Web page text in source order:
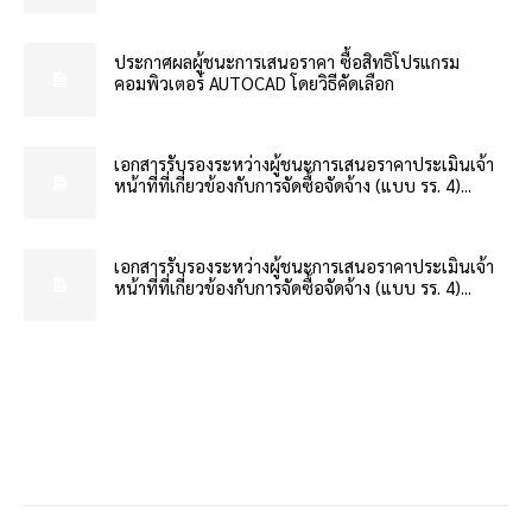
ประกาศผลผู้ชนะการเสนอราคา ซื้อสิทธิโปรแกรม
คอมพิวเตอร์ AUTOCAD โดยวิธีคัดเลือก
เอกสารรับรองระหว่างผู้ชนะการเสนอราคาประเมินเจ้า
หน้าที่ที่เกี่ยวข้องกับการจัดซื้อจัดจ้าง (แบบ รร. 4)...
เอกสารรับรองระหว่างผู้ชนะการเสนอราคาประเมินเจ้า
หน้าที่ที่เกี่ยวข้องกับการจัดซื้อจัดจ้าง (แบบ รร. 4)...